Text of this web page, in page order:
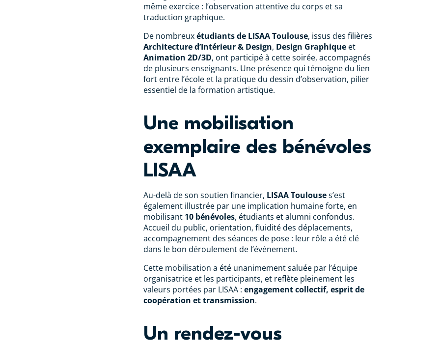
même exercice : l’observation attentive du corps et sa
traduction graphique.
De nombreuxétudiants de LISAA Toulouse, issus des filières
Architecture d’Intérieur & Design, Design Graphique et
Animation 2D/3D, ont participé à cette soirée, accompagnés
de plusieurs enseignants. Une présence qui témoigne du lien
fort entre l’école et la pratique du dessin d’observation, pilier
essentiel de la formation artistique.
Une mobilisation
exemplaire des bénévoles
LISAA
Au-delà de son soutien financier, LISAA Toulouses’est
également illustrée par une implication humaine forte, en
mobilisant 10 bénévoles, étudiants et alumni confondus.
Accueil du public, orientation, fluidité des déplacements,
accompagnement des séances de pose : leur rôle a été clé
dans le bon déroulement de l’événement.
Cette mobilisation a été unanimement saluée par l’équipe
organisatrice et les participants, et reflète pleinement les
valeurs portées par LISAA : engagement collectif, esprit de
coopération et transmission.
Un rendez-vous